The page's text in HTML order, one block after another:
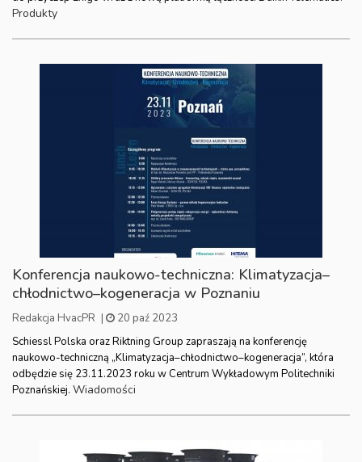
Produkty
Konferencja naukowo-techniczna: Klimatyzacja–
chłodnictwo–kogeneracja w Poznaniu
Redakcja HvacPR |
20 paź 2023
Schiessl Polska oraz Riktning Group zapraszają na konferencję
naukowo-techniczną „Klimatyzacja–chłodnictwo–kogeneracja”, która
odbędzie się 23.11.2023 roku w Centrum Wykładowym Politechniki
Poznańskiej. Wiadomości